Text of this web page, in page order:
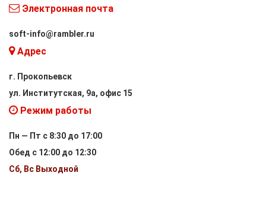
Электронная почта
soft-info@rambler.ru
Адрес
г. Прокопьевск
ул. Институтская, 9а, офис 15
Режим работы
Пн — Пт с 8:30 до 17:00
Обед с 12:00 до 12:30
Сб, Вс Выходной